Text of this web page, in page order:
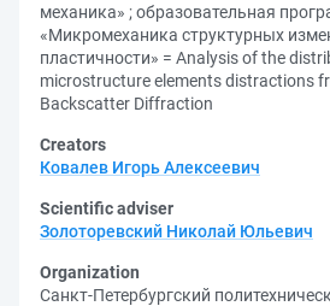
механика» ; образовательная
«Микромеханика структурных
пластичности» = Analysis of the
microstructure elements distractions
Backscatter Diffraction
Creators
Ковалев Игорь Алексеевич
Scientific adviser
Золоторевский Николай Юльевич
Organization
Санкт-Петербургский